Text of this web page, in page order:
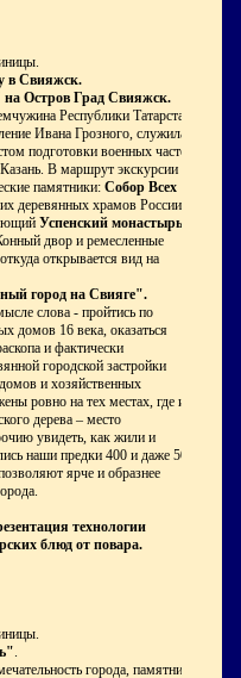
в Свияжск.
на Остров Град Свияжск.
Республики Татарстан.
Ивана Грозного, служила
подготовки военных частей
В маршрут экскурсии в
памятники: Собор Всех
деревянных храмов России
Успенский монастырь
двор и ремесленные
открывается вид на
город на Свияге".
слова - пройтись по
домов 16 века, оказаться
и фактически
городской застройки
и хозяйственных
ровно на тех местах, где их
дерева – место
увидеть, как жили и
наши предки 400 и даже 500
ярче и образнее
технологии
блюд от повара.
.
города, памятник